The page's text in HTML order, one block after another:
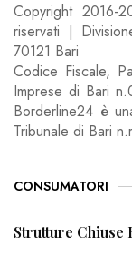
Copyright 2016-
riservati |
70121 Bari
Codice Fiscale,
Imprese di Bari
Borderline24 è
Tribunale di Bari
CONSUMATORI
Strutture Chiuse